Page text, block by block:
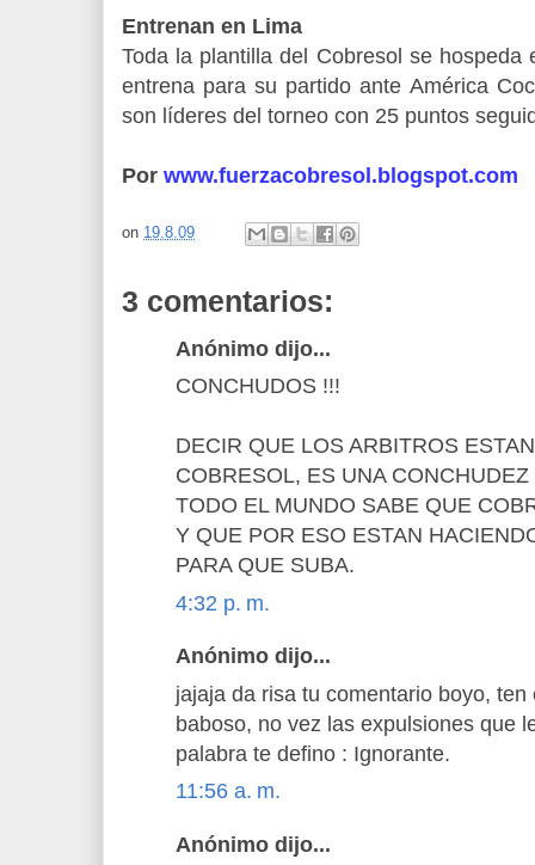
Entrenan en Lima
Toda la plantilla del Cobresol se hospeda
entrena para su partido ante América
son líderes del torneo con 25 puntos
Por www.fuerzacobresol.blogspot.com
on 19.8.09
3 comentarios:
Anónimo dijo...
CONCHUDOS !!!
DECIR QUE LOS ARBITROS
COBRESOL, ES UNA
TODO EL MUNDO SABE QUE
Y QUE POR ESO ESTAN
PARA QUE SUBA.
4:32 p. m.
Anónimo dijo...
jajaja da risa tu comentario boyo,
baboso, no vez las expulsiones que
palabra te defino : Ignorante.
11:56 a. m.
Anónimo dijo...